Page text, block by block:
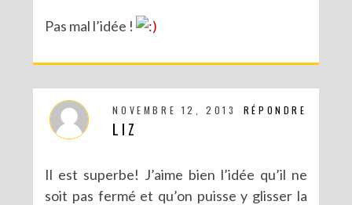
Pas mal l’idée !
RÉPONDRE
NOVEMBRE 12, 2013
LIZ
Il est superbe! J’aime bien l’idée qu’il ne
soit pas fermé et qu’on puisse y glisser la